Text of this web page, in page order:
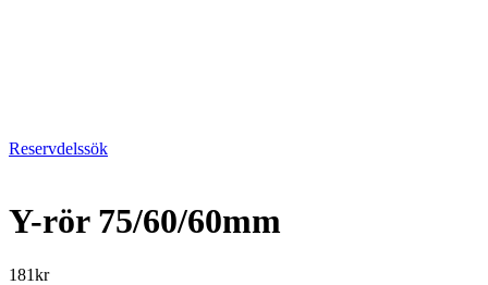
Reservdelssök
Y-rör 75/60/60mm
181kr